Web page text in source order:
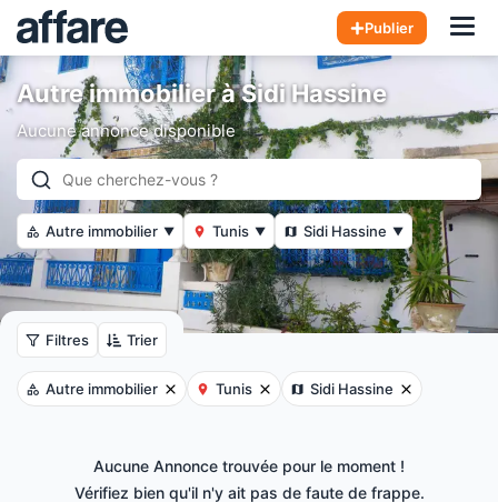
Publier
Autre immobilier à Sidi Hassine
Aucune annonce disponible
Autre immobilier ▼ Tunis ▼ Sidi Hassine ▼
Filtres Trier
Autre immobilier Tunis Sidi Hassine
Aucune Annonce trouvée pour le moment !
Vérifiez bien qu'il n'y ait pas de faute de frappe.